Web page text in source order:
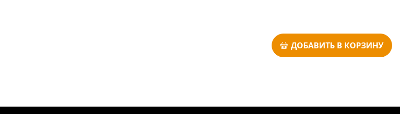
ДОБАВИТЬ В КОРЗИНУ